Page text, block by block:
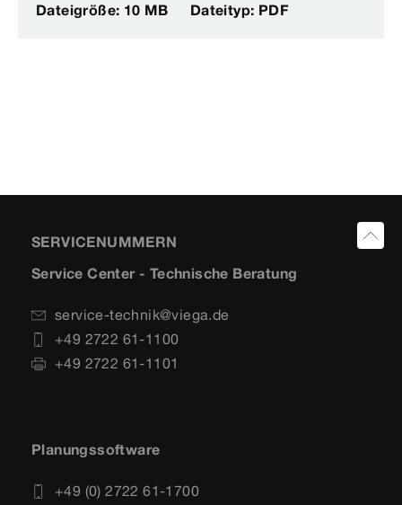
Dateigröße: 10 MB
Dateityp: PDF
SERVICENUMMERN
Service Center - Technische Beratung
service-technik@viega.de
+49 2722 61-1100
+49 2722 61-1101
Planungssoftware
+49 (0) 2722 61-1700